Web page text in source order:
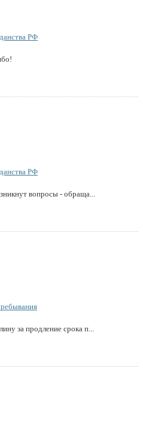
РФ
РФ
вопросы - обраща...
за продление срока п...